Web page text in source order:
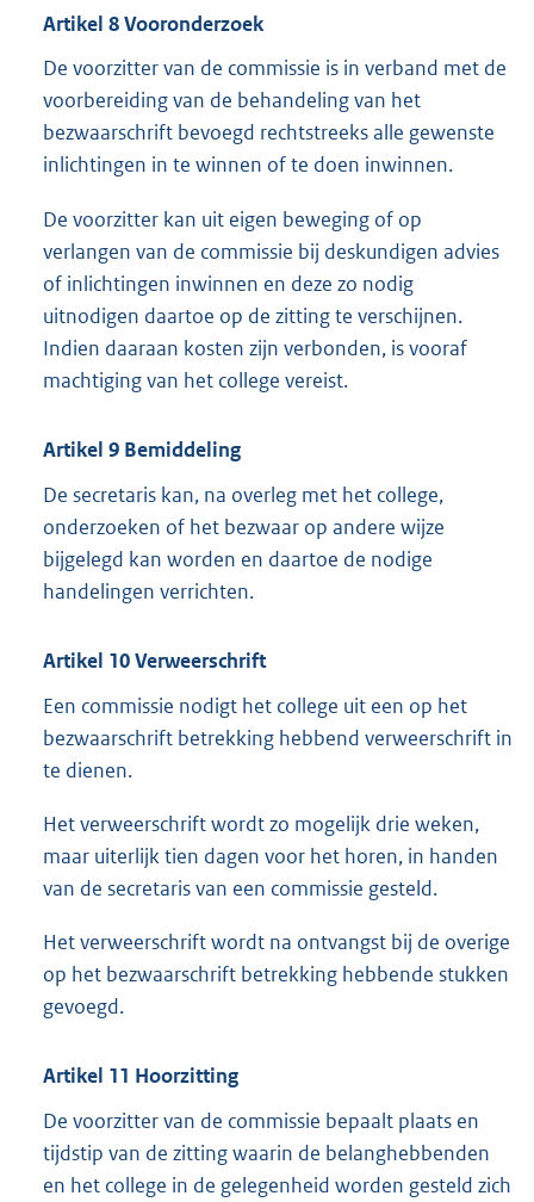
Artikel 8 Vooronderzoek
De voorzitter van de commissie is in verband met de
voorbereiding van de behandeling van het
bezwaarschrift bevoegd rechtstreeks alle gewenste
inlichtingen in te winnen of te doen inwinnen.
De voorzitter kan uit eigen beweging of op
verlangen van de commissie bij deskundigen advies
of inlichtingen inwinnen en deze zo nodig
uitnodigen daartoe op de zitting te verschijnen.
Indien daaraan kosten zijn verbonden, is vooraf
machtiging van het college vereist.
Artikel 9 Bemiddeling
De secretaris kan, na overleg met het college,
onderzoeken of het bezwaar op andere wijze
bijgelegd kan worden en daartoe de nodige
handelingen verrichten.
Artikel 10 Verweerschrift
Een commissie nodigt het college uit een op het
bezwaarschrift betrekking hebbend verweerschrift in
te dienen.
Het verweerschrift wordt zo mogelijk drie weken,
maar uiterlijk tien dagen voor het horen, in handen
van de secretaris van een commissie gesteld.
Het verweerschrift wordt na ontvangst bij de overige
op het bezwaarschrift betrekking hebbende stukken
gevoegd.
Artikel 11 Hoorzitting
De voorzitter van de commissie bepaalt plaats en
tijdstip van de zitting waarin de belanghebbenden
en het college in de gelegenheid worden gesteld zich